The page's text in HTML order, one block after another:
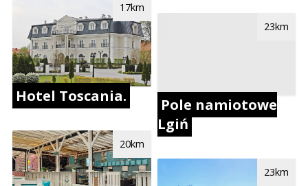
Hotel Toscania.
17km
20km
Pole namiotowe
Lgiń
23km
23km